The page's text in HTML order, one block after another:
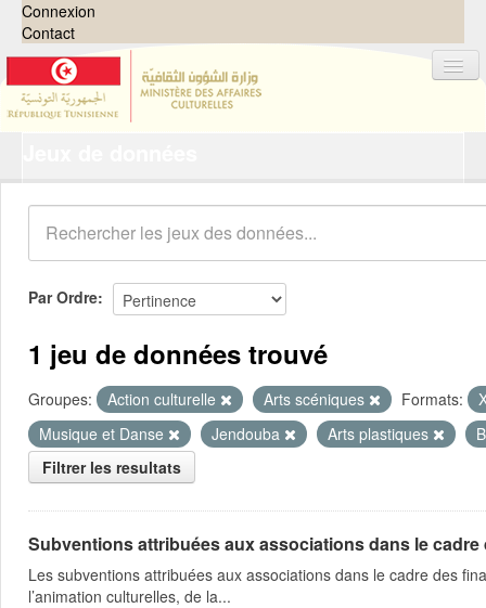
Connexion
Contact
Organisations
Groupes
Demandes 0
À propos
Par Ordre
1 jeu de données trouvé
Groupes: Action culturelle Arts scéniques Formats:
Musique et Danse
Jendouba Arts plastiques
Filtrer les resultats
Subventions attribuées aux associations dans le
Les subventions attribuées aux associations dans le cadre des
l’animation culturelles, de la...